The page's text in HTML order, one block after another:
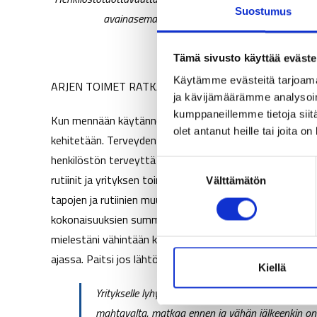
Suostumus
Tämä sivusto käyttää
Käytämme evästeitä
ja kävijämäärämme
kumppaneillemme tietoja
olet antanut heille tai joita
u
o
m
k
Välttämätön
Kiellä
avainasemassa. Kuvassa kytkös miten
ARJEN TOIMET RATKAISEVAT YRITYSTASOLLAKIN
Kun mennään käytännön tasolle, niin yrityksen
kehitetään. Terveyden näkökulmasta jatkuvan
henkilöstön terveyttä (henkinen, fyysinen).
rutiinit ja yrityksen toimintamallit. Hyvä uutinen on,
tapojen ja rutiinien muuttaminen on monimutkainen
kokonaisuuksien summa, ei pikaspurtti jossa
mielestäni vähintään kolme vuotta, merkittäviä
ajassa. Paitsi jos lähtötilanne on erittäin huono, mutta
Yritykselle lyhyet hyvinvointitapahtumat ja
mahtavalta, matkaa ennen ja vähän jälkeenkin